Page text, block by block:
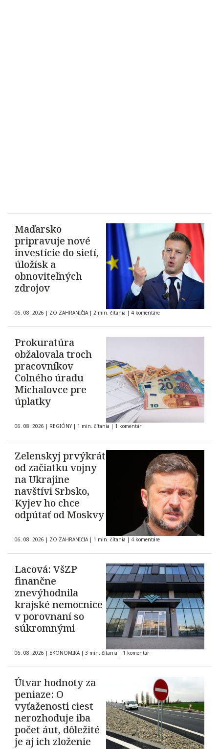
Maďarsko
pripravuje nové
investície do sietí,
úložísk a
obnoviteľných
zdrojov
06. 08. 2026 | ZO ZAHRANIČIA | 2 min. čítania | 4 komentáre
Prokuratúra
obžalovala troch
pracovníkov
Colného úradu
Michalovce pre
úplatky
06. 08. 2026 | REGIÓNY | 1 min. čítania | 1 komentár
Zelenskyj prvýkrát
od začiatku vojny
na Ukrajine
navštívi Srbsko,
Kyjev ho chce
odpútať od Moskvy
06. 08. 2026 | ZO ZAHRANIČIA | 1 min. čítania | 4 komentáre
Lacová: VšZP
finančne
znevýhodnila
krajské nemocnice
v porovnaní so
súkromnými
06. 08. 2026 | EKONOMIKA | 3 min. čítania | 1 komentár
Útvar hodnoty za
peniaze: O
vyťaženosti ciest
nerozhoduje iba
počet áut, dôležité
je aj ich zloženie